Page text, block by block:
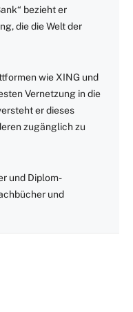
bezieht er
die die Welt der
wie XING und
Vernetzung in die
er dieses
zugänglich zu
und Diplom-
und